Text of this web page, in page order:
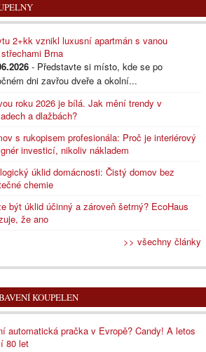
2+kk vznikl luxusní apartmán s vanou
Brna
- Představte si místo, kde se po
dni zavřou dveře a okolní...
roku 2026 je bílá. Jak mění trendy v
a dlažbách?
s rukopisem profesionála: Proč je interiérový
investicí, nikoliv nákladem
úklid domácnosti: Čistý domov bez
chemie
být úklid účinný a zároveň šetrný? EcoHaus
že ano
>> všechny články
KOUPELEN
automatická pračka v Evropě? Candy! A letos
80 let